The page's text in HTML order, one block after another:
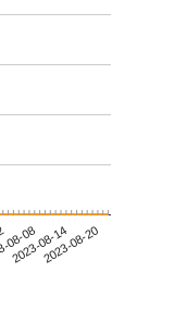
08
2023-08-142023-08-20